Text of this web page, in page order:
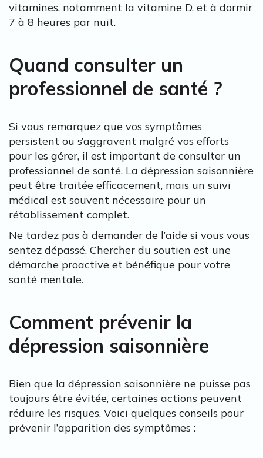
vitamines, notamment la vitamine D, et à dormir
7 à 8 heures par nuit.
Quand consulter un
professionnel de santé ?
Si vous remarquez que vos symptômes
persistent ou s’aggravent malgré vos efforts
pour les gérer, il est important de consulter un
professionnel de santé. La dépression saisonnière
peut être traitée efficacement, mais un suivi
médical est souvent nécessaire pour un
rétablissement complet.
Ne tardez pas à demander de l’aide si vous vous
sentez dépassé. Chercher du soutien est une
démarche proactive et bénéfique pour votre
santé mentale.
Comment prévenir la
dépression saisonnière
Bien que la dépression saisonnière ne puisse pas
toujours être évitée, certaines actions peuvent
réduire les risques. Voici quelques conseils pour
prévenir l’apparition des symptômes :